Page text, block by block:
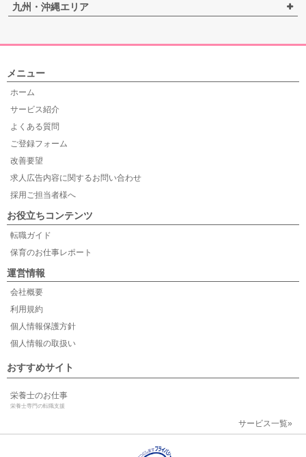
九州・沖縄エリア
メニュー
ホーム
サービス紹介
よくある質問
ご登録フォーム
改善要望
求人広告内容に関するお問い合わせ
採用ご担当者様へ
お役立ちコンテンツ
転職ガイド
保育のお仕事レポート
運営情報
会社概要
利用規約
個人情報保護方針
個人情報の取扱い
おすすめサイト
栄養士のお仕事
栄養士専門の転職支援
サービス一覧»